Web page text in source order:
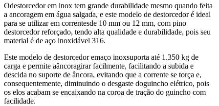
Odestorcedor em inox tem grande durabilidade mesmo quando feita
a ancoragem em água salgada, e este modelo de destorcedor é ideal
para se utilizar em correntesde 10 mm ou 12 mm, com pino
destorcedor reforçado, tendo alta qualidade e durabilidade, pois seu
material é de aço inoxidável 316.
Este modelo de destorcedor emaço inoxsuporta até 1.350 kg de
carga e permite aâncoragirar facilmente, facilitando a subida e
descida no suporte de âncora, evitando que a corrente se torça e,
consequentemente, diminuindo o desgaste doguincho elétrico, pois
os elos acabam se encaixando na coroa de tração do guincho com
facilidade.